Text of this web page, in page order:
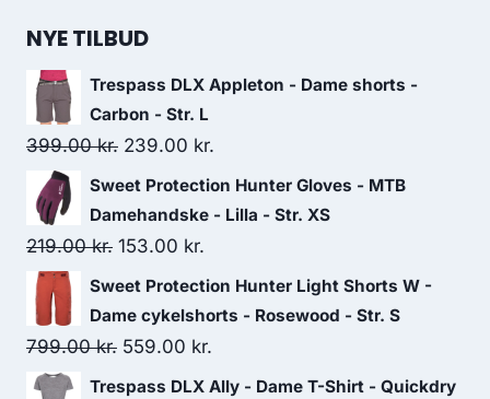
NYE TILBUD
Trespass DLX Appleton - Dame shorts -
Carbon - Str. L
399.00kr. Original
price
was:
399.00 kr..
239.00 kr.
price
is:
Sweet Protection Hunter Gloves - MTB
Damehandske - Lilla - Str. XS
219.00kr. Original
price
was:
219.00 kr..
153.00 kr.
price
is:
153.00 kr..
Sweet Protection Hunter Light Shorts W -
Dame cykelshorts - Rosewood - Str. S
799.00kr. Original
price
559.00 kr.
price
Trespass DLX Ally - Dame T-Shirt - Quickdry